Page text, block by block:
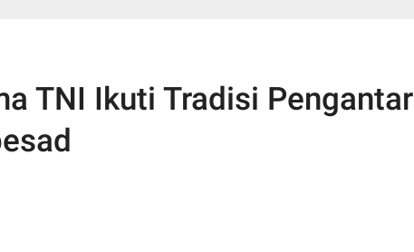
TNI Ikuti Tradisi Pengantar